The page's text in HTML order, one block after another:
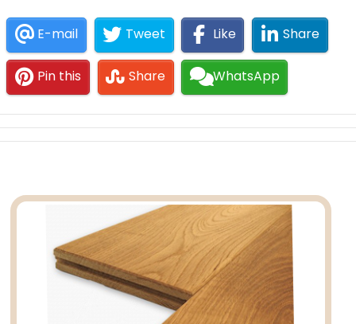
E-mail Tweet Like Share
Pin this Share WhatsApp